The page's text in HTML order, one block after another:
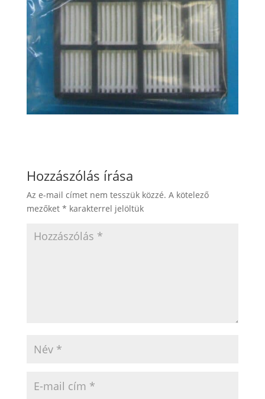
Hozzászólás írása
Az e-mail címet nem tesszük közzé. A kötelező
mezőket * karakterrel jelöltük